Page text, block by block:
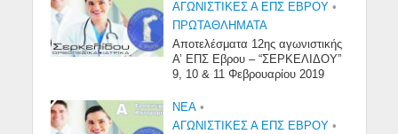
ΑΓΩΝΙΣΤΙΚΕΣ Α ΕΠΣ ΕΒΡΟΥ •
ΠΡΩΤΑΘΛΉΜΑΤΑ
Αποτελέσματα 12ης αγωνιστικής
Α’ ΕΠΣ Εβρου – “ΣΕΡΚΕΛΙΔΟΥ”
9, 10 & 11 Φεβρουαρίου 2019
NEA •
ΑΓΩΝΙΣΤΙΚΕΣ Α ΕΠΣ ΕΒΡΟΥ •